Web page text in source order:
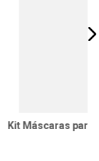
G-Tech